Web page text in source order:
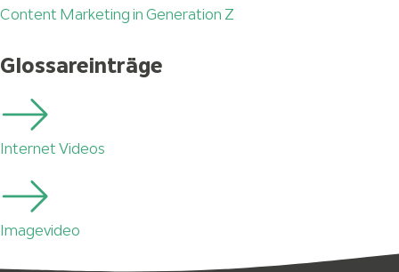
Content Marketing in Generation Z
Glossareinträge
Internet Videos
Imagevideo